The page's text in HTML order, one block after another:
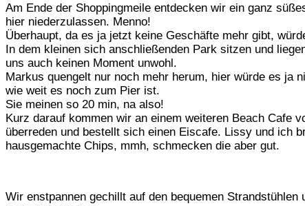
Am Ende der Shoppingmeile entdecken wir ein ganz
hier niederzulassen. Menno!
Überhaupt, da es ja jetzt keine Geschäfte mehr gibt,
In dem kleinen sich anschließenden Park sitzen und
uns auch keinen Moment unwohl.
Markus quengelt nur noch mehr herum, hier würde es ja
wie weit es noch zum Pier ist.
Sie meinen so 20 min, na also!
Kurz darauf kommen wir an einem weiteren Beach
überreden und bestellt sich einen Eiscafe. Lissy und ich
hausgemachte Chips, mmh, schmecken die aber gut.
Wir enstpannen gechillt auf den bequemen